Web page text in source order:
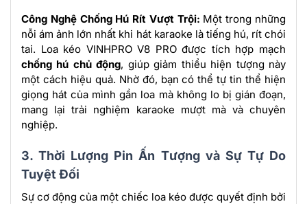
Công Nghệ Chống Hú Rít Vượt Trội: Một trong những
nỗi ám ảnh lớn nhất khi hát karaoke là tiếng hú, rít chói
tai. Loa kéo VINHPRO V8 PRO được tích hợp mạch
chống hú chủ động, giúp giảm thiểu hiện tượng này
một cách hiệu quả. Nhờ đó, bạn có thể tự tin thể hiện
giọng hát của mình gần loa mà không lo bị gián đoạn,
mang lại trải nghiệm karaoke mượt mà và chuyên
nghiệp.
3. Thời Lượng Pin Ấn Tượng và Sự Tự Do
Tuyệt Đối
Sự cơ động của một chiếc loa kéo được quyết định bởi